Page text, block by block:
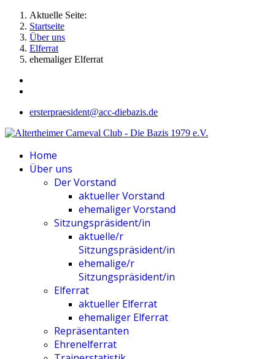
Aktuelle Seite:
Startseite
Über uns
Elferrat
ehemaliger Elferrat
ersterpraesident@acc-diebazis.de
Home
Über uns
Der Vorstand
aktueller Vorstand
ehemaliger Vorstand
Sitzungspräsident/in
aktuelle/r
Sitzungspräsident/in
ehemalige/r
Sitzungspräsident/in
Elferrat
aktueller Elferrat
ehemaliger Elferrat
Repräsentanten
Ehrenelferrat